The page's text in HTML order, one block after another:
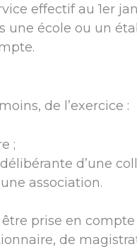
effectif au 1er
école ou un
de l’exercice :
;
d’une
association.
prise en compte
de